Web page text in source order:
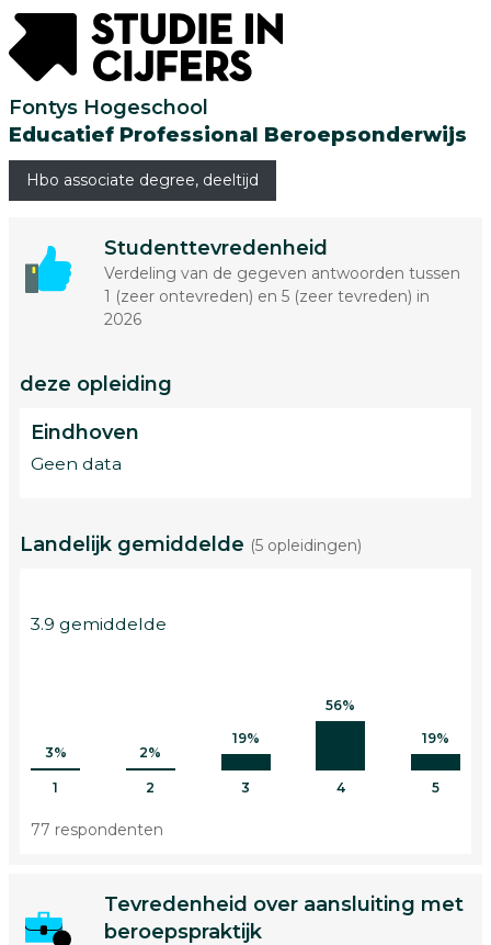
Fontys Hogeschool
Educatief Professional Beroepsonderwijs
Hbo associate degree, deeltijd
Studenttevredenheid
Verdeling van de gegeven antwoorden tussen
1 (zeer ontevreden) en 5 (zeer tevreden) in
2026
deze opleiding
Eindhoven
Geen data
Landelijk gemiddelde (5 opleidingen)
3.9 gemiddelde
3%
1
2%
2
19%
3
56%
4
19%
5
77 respondenten
Tevredenheid over aansluiting met
beroepspraktijk